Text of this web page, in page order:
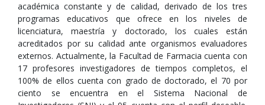
académica constante y de calidad, derivado de los tres
programas educativos que ofrece en los niveles de
licenciatura, maestría y doctorado, los cuales están
acreditados por su calidad ante organismos evaluadores
externos. Actualmente, la Facultad de Farmacia cuenta con
17 profesores investigadores de tiempos completos, el
100% de ellos cuenta con grado de doctorado, el 70 por
ciento se encuentra en el Sistema Nacional de